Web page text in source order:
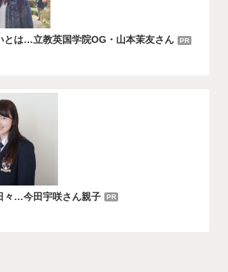
とは…立教英国学院OG・山本茉友さん PR
々…今田宇咲さん親子 PR